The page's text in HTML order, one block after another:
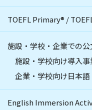
TOEFL Primary® /
施設・学校・企業での公
施設・学校向け導入事
企業・学校向け日本語
English Immersion